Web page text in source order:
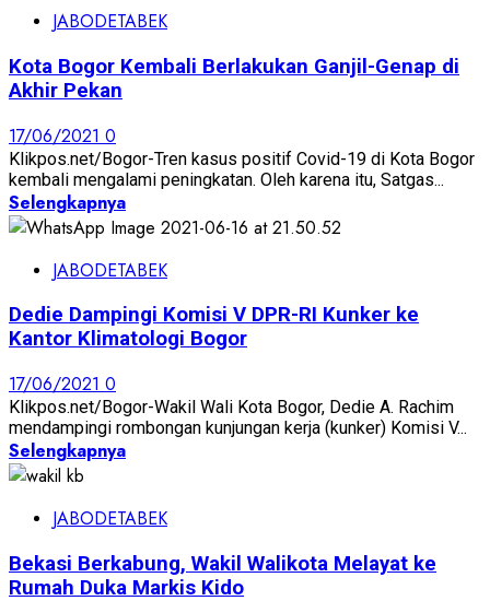
JABODETABEK
Kota Bogor Kembali Berlakukan Ganjil-Genap di
Akhir Pekan
17/06/2021 0
Klikpos.net/Bogor-Tren kasus positif Covid-19 di Kota Bogor
kembali mengalami peningkatan. Oleh karena itu, Satgas...
Selengkapnya
JABODETABEK
Dedie Dampingi Komisi V DPR-RI Kunker ke
Kantor Klimatologi Bogor
17/06/2021 0
Klikpos.net/Bogor-Wakil Wali Kota Bogor, Dedie A. Rachim
mendampingi rombongan kunjungan kerja (kunker) Komisi V...
Selengkapnya
JABODETABEK
Bekasi Berkabung, Wakil Walikota Melayat ke
Rumah Duka Markis Kido